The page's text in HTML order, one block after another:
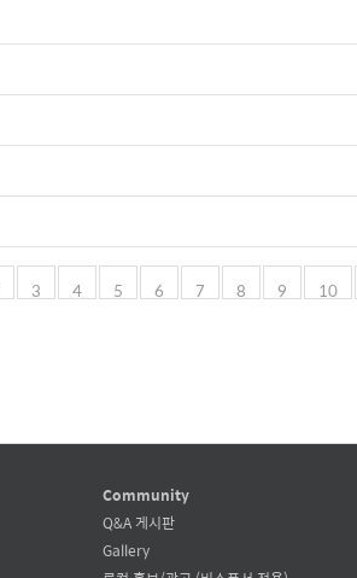
3 4 5 6 7 8 9 10
Community
Q&A 게시판
Gallery